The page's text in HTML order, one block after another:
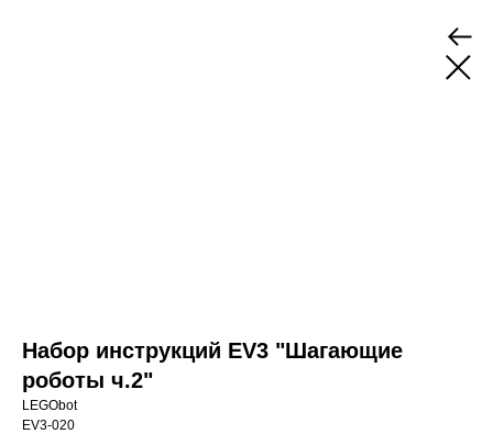
Набор инструкций EV3 "Шагающие
роботы ч.2"
LEGObot
EV3-020